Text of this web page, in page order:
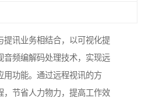
提讯业务相结合，以可视化提
音频编解码处理技术，实现远
用功能。通过远程视讯的方
，节省人力物力，提高工作效